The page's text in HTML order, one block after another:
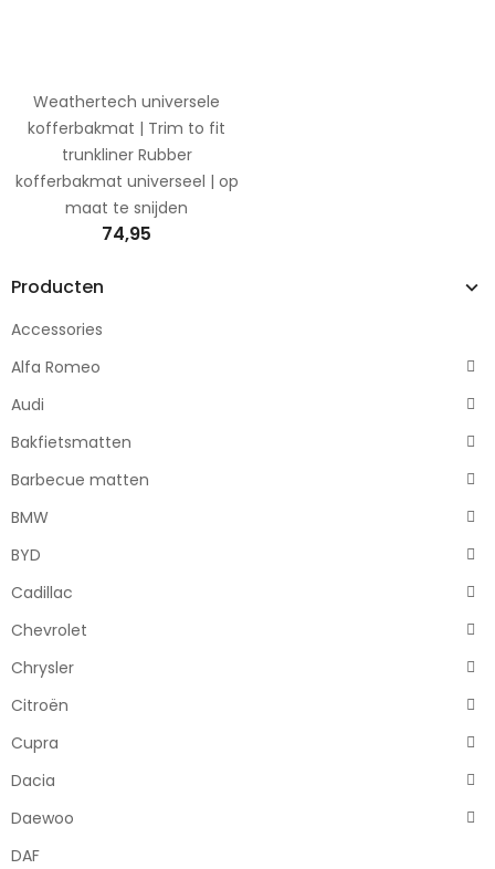
Producten
Accessories
Alfa Romeo
Audi
Bakfietsmatten
Barbecue matten
BMW
BYD
Cadillac
Chevrolet
Chrysler
Citroën
Cupra
Dacia
Daewoo
DAF
Weathertech universele
kofferbakmat | Trim to fit
trunkliner Rubber
kofferbakmat universeel | op
maat te snijden
74,95